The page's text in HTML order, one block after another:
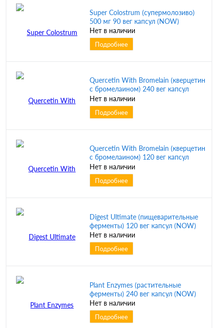
Super Colostrum (супермолозиво)
500 мг 90 вег капсул (NOW)
Нет в наличии
Подробнее
Quercetin With Bromelain (кверцетин
с бромелаином) 240 вег капсул
(NOW)
Нет в наличии
Подробнее
Quercetin With Bromelain (кверцетин
с бромелаином) 120 вег капсул
(NOW)
Нет в наличии
Подробнее
Digest Ultimate (пищеварительные
ферменты) 120 вег капсул (NOW)
Нет в наличии
Подробнее
Plant Enzymes (растительные
ферменты) 240 вег капсул (NOW)
Нет в наличии
Подробнее